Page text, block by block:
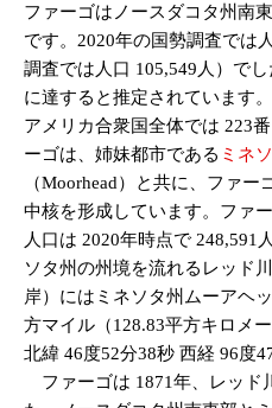
ファーゴはノースダコタ州南
です。2020年の国勢調査では
調査では人口 105,549人）で
に達すると推定されています
アメリカ合衆国全体では 223
ーゴは、姉妹都市である ミネ
（Moorhead）と共に、ファ
中核を形成しています。ファ
人口は 2020年時点で 248,591
ソタ州の州境を流れるレッド
岸）にはミネソタ州ムーアヘ
方マイル（128.83平方キロメ
北緯 46度52分38秒 西経 96度
ファーゴは 1871年、レッド